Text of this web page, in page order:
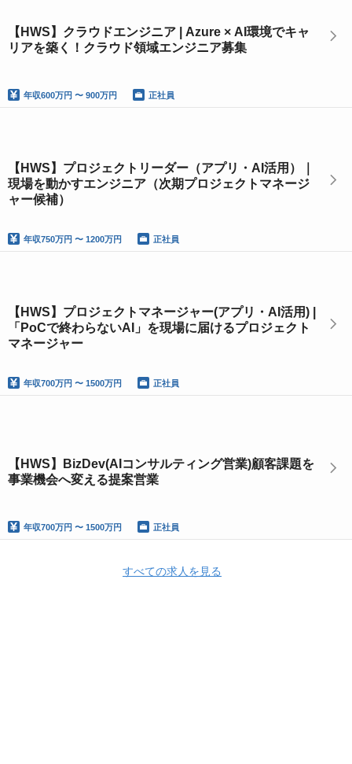
【HWS】クラウドエンジニア | Azure × AI環境でキャ
リアを築く！クラウド領域エンジニア募集
年収600万円 〜 900万円 正社員
【HWS】プロジェクトリーダー（アプリ・AI活用）｜
現場を動かすエンジニア（次期プロジェクトマネージ
ャー候補）
年収750万円 〜 1200万円 正社員
【HWS】プロジェクトマネージャー(アプリ・AI活用) |
「PoCで終わらないAI」を現場に届けるプロジェクト
マネージャー
年収700万円 〜 1500万円 正社員
【HWS】BizDev(AIコンサルティング営業)顧客課題を
事業機会へ変える提案営業
年収700万円 〜 1500万円 正社員
すべての求人を見る